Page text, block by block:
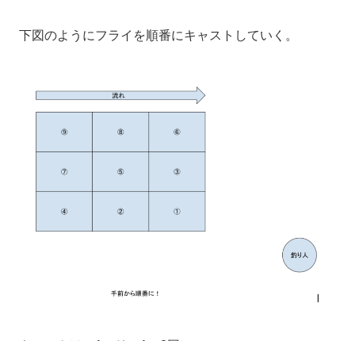
下図のようにフライを順番にキャストしていく。